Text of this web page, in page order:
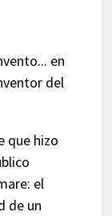
en
del
que hizo
el
de un